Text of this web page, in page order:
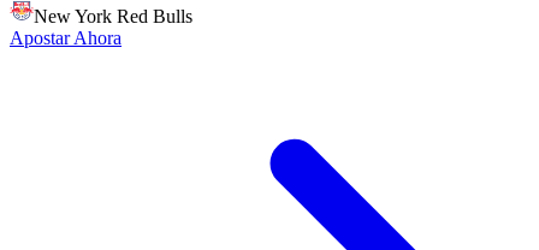
New York Red Bulls
Apostar Ahora